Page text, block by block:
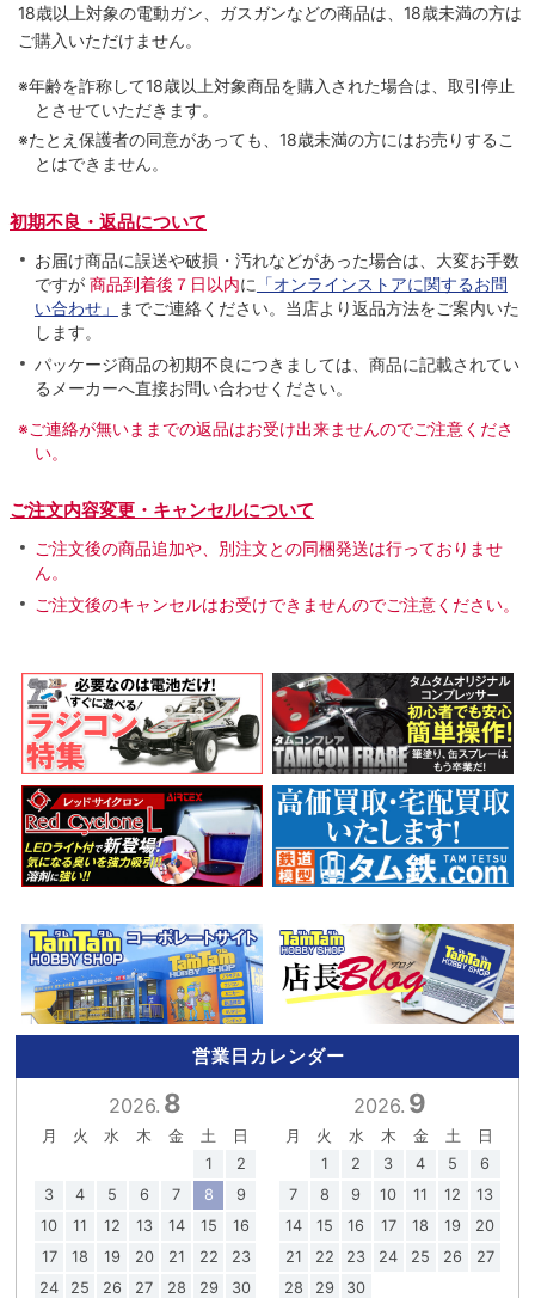
18歳以上対象の電動ガン、ガスガンなどの商品は、18歳未満の方は
ご購入いただけません。
※年齢を詐称して18歳以上対象商品を購入された場合は、取引停止
とさせていただきます。
※たとえ保護者の同意があっても、18歳未満の方にはお売りするこ
とはできません。
初期不良・返品について
お届け商品に誤送や破損・汚れなどがあった場合は、大変お手数
ですが 商品到着後７日以内に 「オンラインストアに関するお問
い合わせ」
までご連絡ください。当店より返品方法をご案内いた
します。
パッケージ商品の初期不良につきましては、商品に記載されてい
るメーカーへ直接お問い合わせください。
※ご連絡が無いままでの返品はお受け出来ませんのでご注意くださ
い。
ご注文内容変更・キャンセルについて
ご注文後の商品追加や、別注文との同梱発送は行っておりませ
ん。
ご注文後のキャンセルはお受けできませんのでご注意ください。
営業日カレンダー
2026. 8
月 火 水 木 金 土
日
1
2
3
4 5 6 7 8
9
10
11 12 13 14 15
16
17
18 19 20 21 22
23
24
25 26 27 28 29
30
2026. 9
月 火 水 木 金 土
日
1
2 3 4 5
6
7
8 9 10 11 12
13
14
15 16 17 18 19
20
21
22 23 24 25 26
27
28
29 30